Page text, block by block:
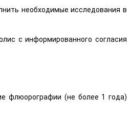
необходимые исследования в
с информированного согласия
флюорографии (не более 1 года)